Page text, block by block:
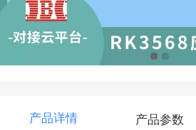
RK3568人脸识别AI技术开
产品详情 产品参数